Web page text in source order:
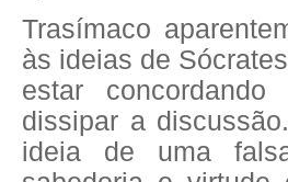
Trasímaco
às ideias de
estar
dissipar a
ideia de uma